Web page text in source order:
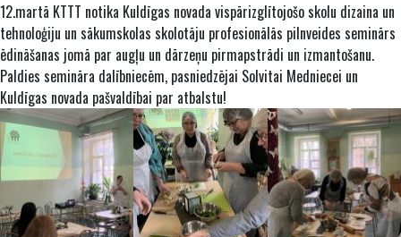
12.martā KTTT notika Kuldīgas novada vispārizglītojošo skolu dizaina un
tehnoloģiju un sākumskolas skolotāju profesionālās pilnveides seminārs
ēdināšanas jomā par augļu un dārzeņu pirmapstrādi un izmantošanu.
Paldies semināra dalībniecēm, pasniedzējai Solvitai Medniecei un
Kuldīgas novada pašvaldībai par atbalstu!